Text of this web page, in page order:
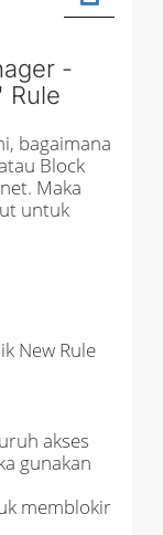
-
Rule
bagaimana
Block
Maka
untuk
New Rule
akses
gunakan
memblokir